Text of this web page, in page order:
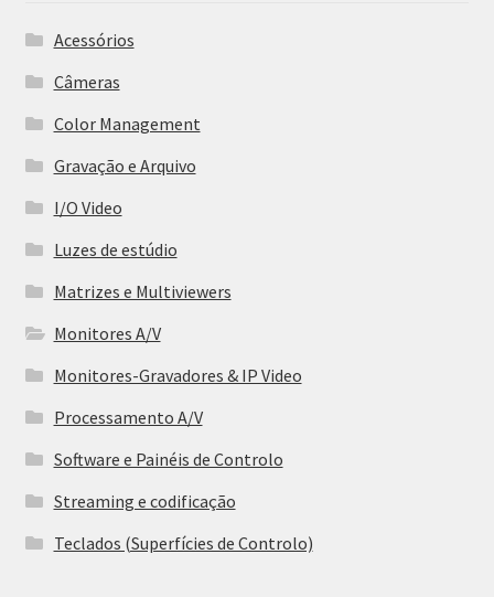
Acessórios
Câmeras
Color Management
Gravação e Arquivo
I/O Video
Luzes de estúdio
Matrizes e Multiviewers
Monitores A/V
Monitores-Gravadores & IP Video
Processamento A/V
Software e Painéis de Controlo
Streaming e codificação
Teclados (Superfícies de Controlo)